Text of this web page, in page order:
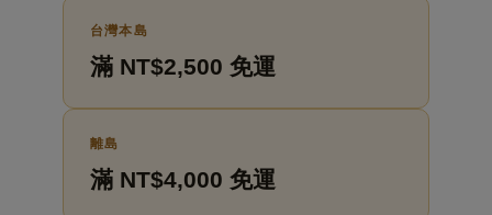
台灣本島
滿 NT$2,500 免運
離島
滿 NT$4,000 免運